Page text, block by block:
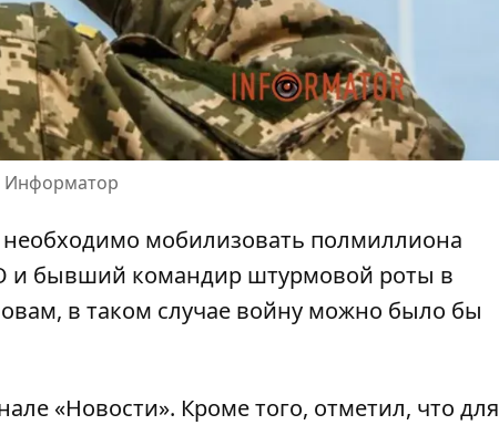
Информатор
необходимо мобилизовать полмиллиона
и бывший командир штурмовой роты в
в таком случае войну можно было бы
«Новости». Кроме того, отметил, что для